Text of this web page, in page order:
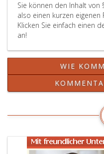
Sie können den Inhalt von
also einen kurzen
Klicken Sie einfach einen
an!
WIE